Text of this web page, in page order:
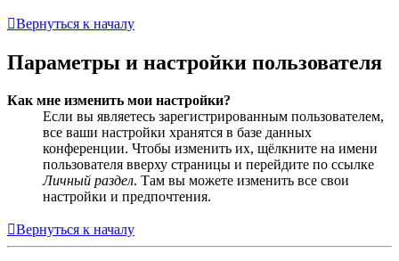
Вернуться к началу
Параметры и настройки пользователя
Как мне изменить мои настройки?
Если вы являетесь зарегистрированным пользователем,
все ваши настройки хранятся в базе данных
конференции. Чтобы изменить их, щёлкните на имени
пользователя вверху страницы и перейдите по ссылке
Личный раздел. Там вы можете изменить все свои
настройки и предпочтения.
Вернуться к началу